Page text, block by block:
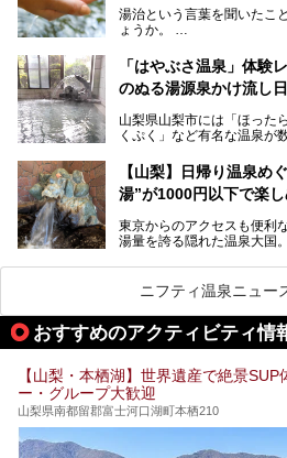
統の単純温泉は、入浴する
不可なこともあり、全国の
では循環濾過の沸かし湯が
温泉。まさに価格破壊と
室や無料朝食などをご紹介
コスパ宿の全貌を徹底解説
湯治という言葉を聞いたこ
ょうか。
なかなか体験できない、湯
が山梨にあります。
ぴあ」の魅力をご紹介しま
提供元：株式会社湯ーとぴ
この記事は株式会社湯ーと
「はやぶさ温泉」体験
のぬる湯源泉かけ流し
山梨県山梨市には「ほった
くぷく」など有名な温泉が
です。今回紹介する「はや
はもちろん、絶景や地元食
す。
します。
【山梨】日帰り温泉め
湯”が1000円以下で楽
東京からのアクセスも便利
湯量を誇る隠れた温泉大国
も、これからの季節に嬉し
る“ぬる湯”が豊富なのも魅
までリラックスできる山梨
した感想と共に紹介します
※ぬる湯とは35℃～39℃程
ニフティ温泉ニュー
おすすめのアクティビティ情
【山梨・本栖湖】世界遺産で絶景
ー・グループ大歓迎
山梨県南都留郡富士河口湖町本栖210